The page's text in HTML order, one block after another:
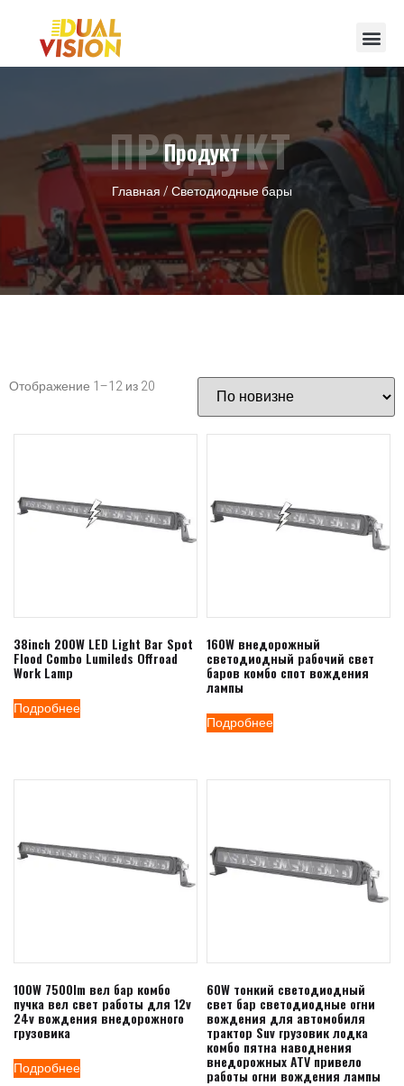
Продукт
Главная/ Светодиодные бары
ПРОДУКТ
Отображение 1–12 из 20
38inch 200W LED Light Bar Spot
Flood Combo Lumileds Offroad
Work Lamp
Подробнее
160W внедорожный
светодиодный рабочий свет
баров комбо спот вождения
лампы
Подробнее
100W 7500lm вел бар комбо
пучка вел свет работы для 12v
24v вождения внедорожного
грузовика
Подробнее
60W тонкий светодиодный
свет бар светодиодные огни
вождения для автомобиля
трактор Suv грузовик лодка
комбо пятна наводнения
внедорожных ATV привело
работы огни вождения лампы